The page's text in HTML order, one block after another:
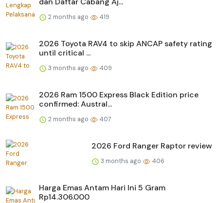
2 months ago 419
2026 Toyota RAV4 to skip ANCAP safety rating
until critical ...
3 months ago 409
2026 Ram 1500 Express Black Edition price
confirmed: Austral...
2 months ago 407
2026 Ford Ranger Raptor review
3 months ago 406
Harga Emas Antam Hari Ini 5 Gram
Rp14.306.000